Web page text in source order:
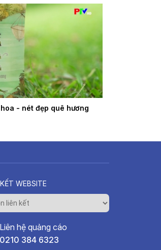
- nét đẹp quê hương
WEBSITE
Liên hệ quảng cáo
0210 384 6323